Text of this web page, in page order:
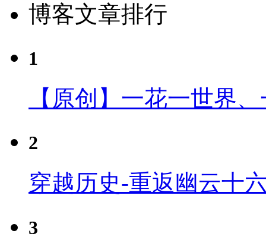
博客文章排行
1
【原创】一花一世界
2
穿越历史-重返幽云十
3